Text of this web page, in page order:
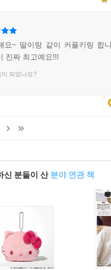
요~ 딸이랑 같이 커플키링 합
진짜 최고예요!!!
되었나요?
신 분들이 산 분야 연관 책